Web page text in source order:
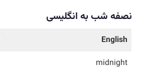
نصفه شب به انگلیسی
English
midnight